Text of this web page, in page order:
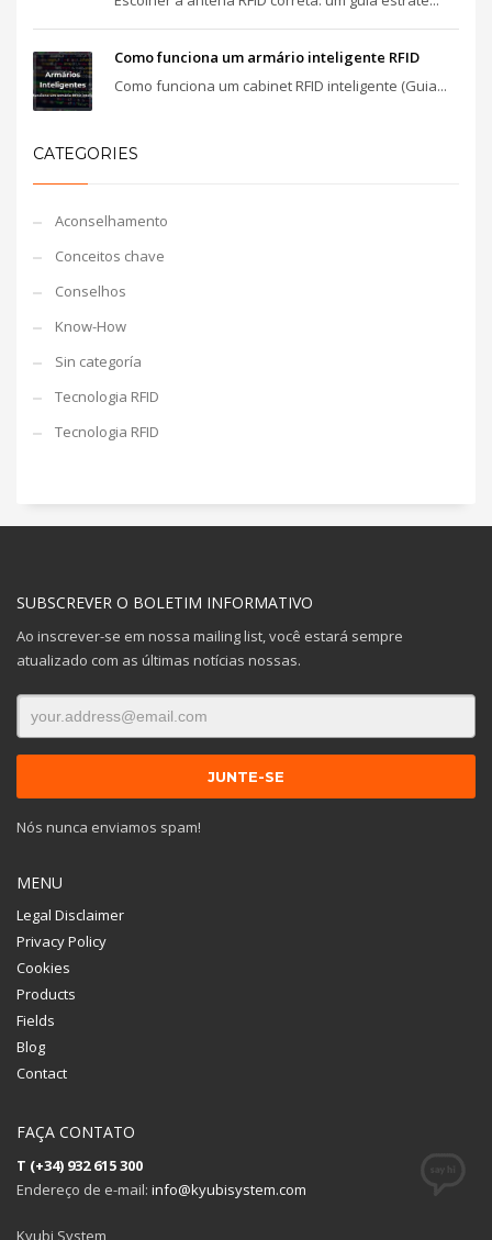
Como funciona um armário inteligente RFID
Como funciona um cabinet RFID inteligente (Guia...
CATEGORIES
Aconselhamento
Conceitos chave
Conselhos
Know-How
Sin categoría
Tecnologia RFID
Tecnologia RFID
SUBSCREVER O BOLETIM INFORMATIVO
Ao inscrever-se em nossa mailing list, você estará sempre
atualizado com as últimas notícias nossas.
Nós nunca enviamos spam!
MENU
Legal Disclaimer
Privacy Policy
Cookies
Products
Fields
Blog
Contact
FAÇA CONTATO
T (+34) 932 615 300
Endereço de e-mail: info@kyubisystem.com
Kyubi System